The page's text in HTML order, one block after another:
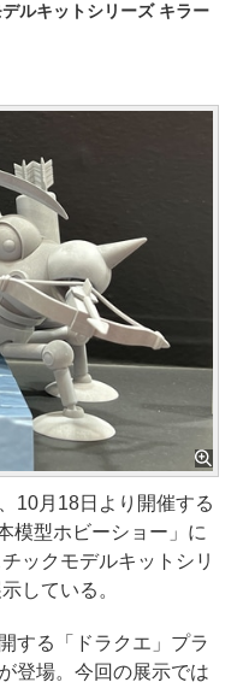
ルキットシリーズ キラー
10月18日より開催する
模型ホビーショー」に
ックモデルキットシリ
している。
する「ドラクエ」プラ
登場。今回の展示では